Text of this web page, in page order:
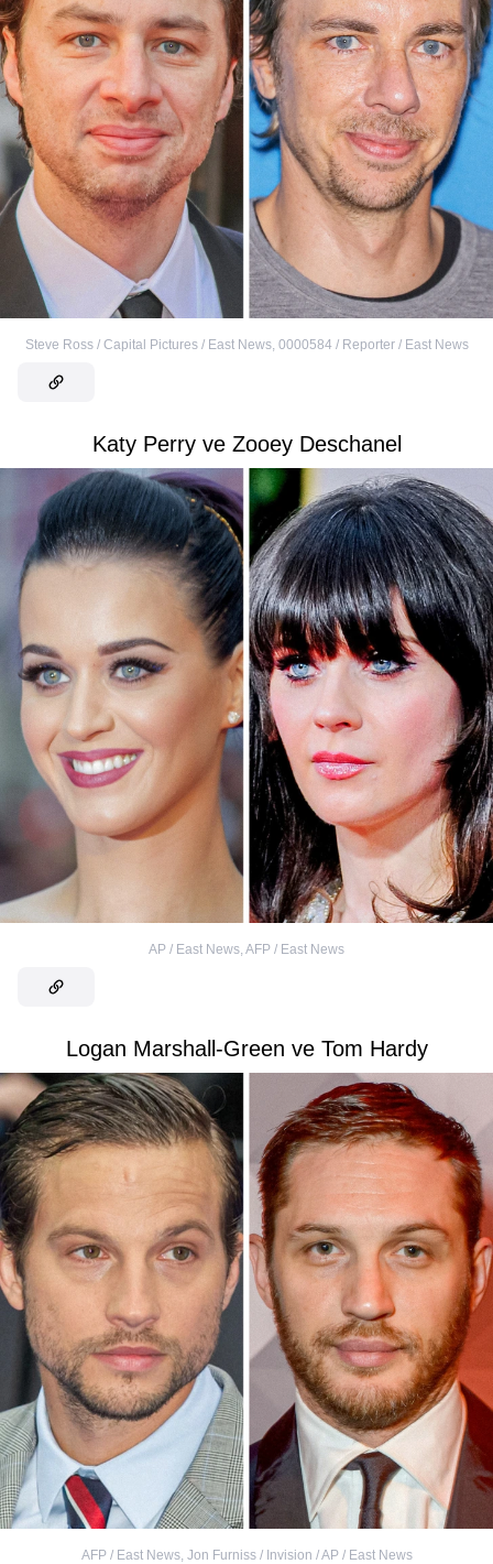
Steve Ross / Capital Pictures / East News, 0000584 / Reporter / East News
Katy Perry ve Zooey Deschanel
AP / East News, AFP / East News
Logan Marshall-Green ve Tom Hardy
AFP / East News, Jon Furniss / Invision / AP / East News